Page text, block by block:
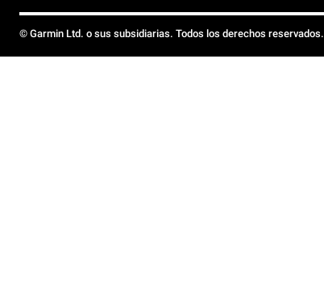
© Garmin Ltd. o sus subsidiarias. Todos los derechos reservados.